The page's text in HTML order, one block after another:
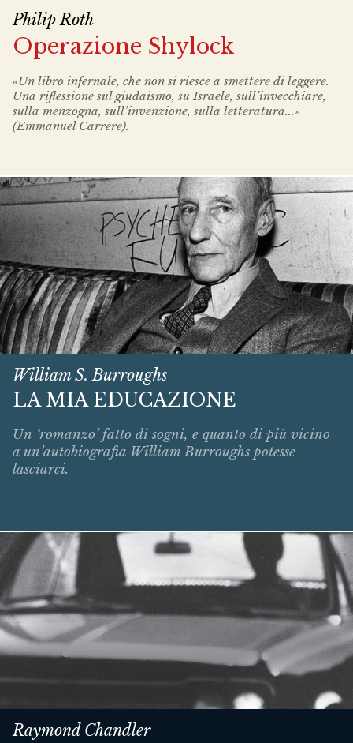
Philip Roth
Operazione Shylock
«Un libro infernale, che non si riesce a smettere di leggere.
Una riflessione sul giudaismo, su Israele, sull’invecchiare,
sulla menzogna, sull’invenzione, sulla letteratura...»
(Emmanuel Carrère).
William S. Burroughs
LA MIA EDUCAZIONE
Un ‘romanzo’ fatto di sogni, e quanto di più vicino
a un’autobiografia William Burroughs potesse
lasciarci.
Raymond Chandler